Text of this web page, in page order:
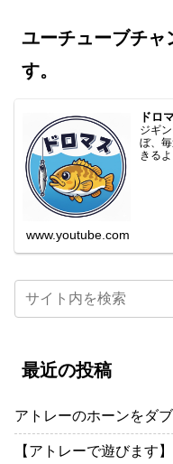
ユーチューブチャ
す。
ドロ
ジギ
ぼ、
きる
www.youtube.com
最近の投稿
アトレーのホーンをダ
【アトレーで遊びます